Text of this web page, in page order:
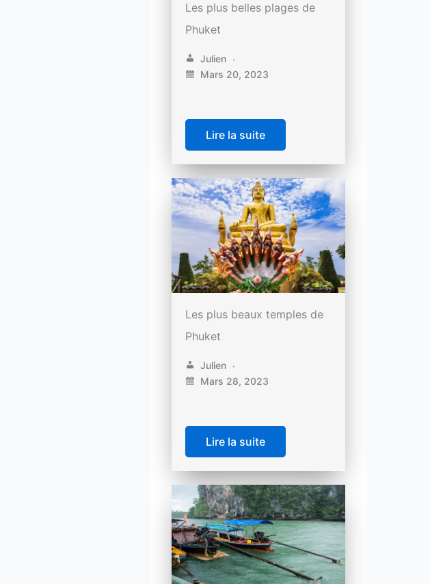
Les plus belles plages de
Phuket
Julien
Mars 20, 2023
Lire la suite
Les plus beaux temples de
Phuket
Julien
Mars 28, 2023
Lire la suite